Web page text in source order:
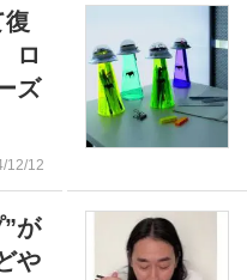
復
ロ
ズ
12/12
が
や